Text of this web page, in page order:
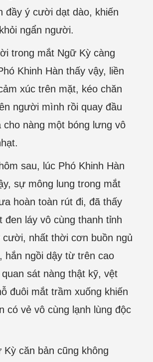
đầy ý cười dạt dào, khiến
ngẩn người.
trong mắt Ngữ Kỳ càng
Khinh Hàn thấy vậy, liền
xúc trên mặt, kéo chăn
người mình rồi quay đầu
cho nàng một bóng lưng vô
sau, lúc Phó Khinh Hàn
sự mông lung trong mắt
hoàn toàn rút đi, đã thấy
đen láy vô cùng thanh tỉnh
cười, nhất thời cơn buồn ngủ
hắn ngồi dậy từ trên cao
sát nàng thật kỹ, vệt
đuôi mắt trầm xuống khiến
có vẻ vô cùng lạnh lùng độc
Kỳ căn bản cũng không